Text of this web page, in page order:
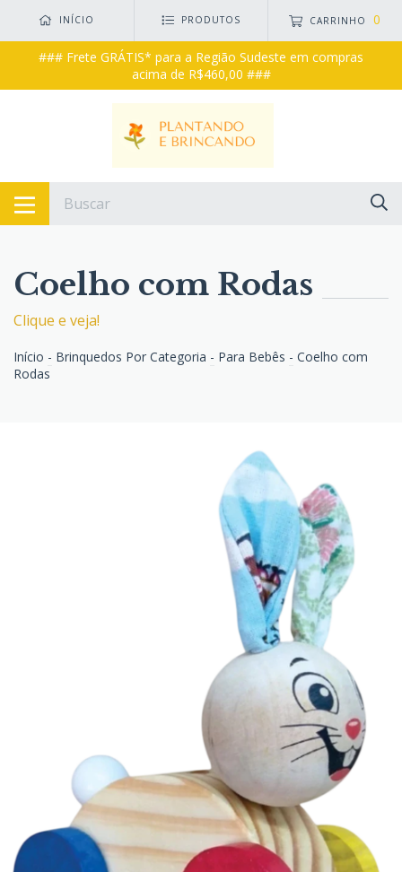
INÍCIO PRODUTOS CARRINHO 0
### Frete GRÁTIS* para a Região Sudeste em compras
acima de R$460,00 ###
Coelho com Rodas
Clique e veja!
Início - Brinquedos Por Categoria - Para Bebês - Coelho com
Rodas